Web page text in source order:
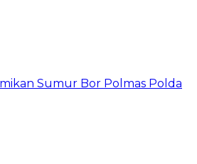
Sumur Bor Polmas Polda